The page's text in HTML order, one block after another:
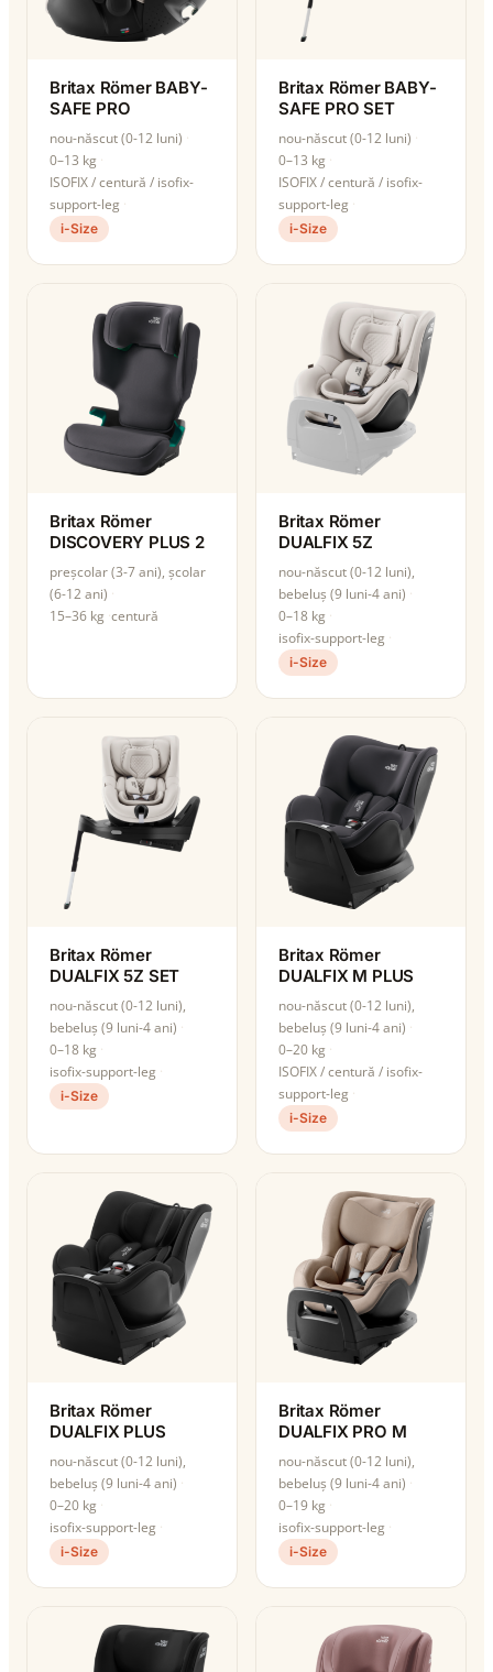
Britax Römer BABY-
SAFE PRO
nou-născut (0-12 luni)
0–13 kg
ISOFIX / centură / isofix-
support-leg
i-Size
Britax Römer BABY-
SAFE PRO SET
nou-născut (0-12 luni)
0–13 kg
ISOFIX / centură / isofix-
support-leg
i-Size
Britax Römer
DISCOVERY PLUS 2
preșcolar (3-7 ani), școlar
(6-12 ani)
15–36 kg centură
Britax Römer
DUALFIX 5Z
nou-născut (0-12 luni),
bebeluș (9 luni-4 ani)
0–18 kg
isofix-support-leg
i-Size
Britax Römer
DUALFIX 5Z SET
nou-născut (0-12 luni),
bebeluș (9 luni-4 ani)
0–18 kg
isofix-support-leg
i-Size
Britax Römer
DUALFIX M PLUS
nou-născut (0-12 luni),
bebeluș (9 luni-4 ani)
0–20 kg
ISOFIX / centură / isofix-
support-leg
i-Size
Britax Römer
DUALFIX PLUS
nou-născut (0-12 luni),
bebeluș (9 luni-4 ani)
0–20 kg
isofix-support-leg
i-Size
Britax Römer
DUALFIX PRO M
nou-născut (0-12 luni),
bebeluș (9 luni-4 ani)
0–19 kg
isofix-support-leg
i-Size